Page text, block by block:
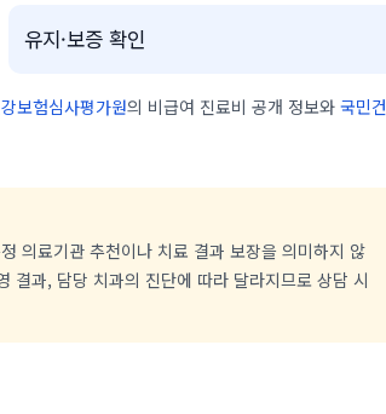
유지·보증 확인
보험심사평가원의 비급여 진료비 공개 정보와 국민건
의료기관 추천이나 치료 결과 보장을 의미하지 않
결과, 담당 치과의 진단에 따라 달라지므로 상담 시